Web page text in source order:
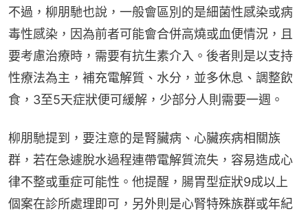
不過，柳朋馳也說，一般會區別的是細菌性感染或病
毒性感染，因為前者可能會合併高燒或血便情況，且
要考慮治療時，需要有抗生素介入。後者則是以支持
性療法為主，補充電解質、水分，並多休息、調整飲
食，3至5天症狀便可緩解，少部分人則需要一週。
柳朋馳提到，要注意的是腎臟病、心臟疾病相關族
群，若在急遽脫水過程連帶電解質流失，容易造成心
律不整或重症可能性。他提醒，腸胃型症狀9成以上
個案在診所處理即可，另外則是心腎特殊族群或年紀